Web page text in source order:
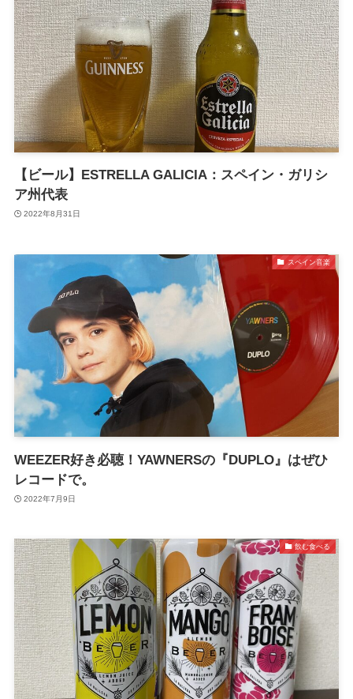
【ビール】ESTRELLA GALICIA：スペイン・ガリシ
ア州代表
2022年8月31日
スペイン音楽
WEEZER好き必聴！YAWNERSの『DUPLO』はぜひ
レコードで。
2022年7月9日
飲む食べる